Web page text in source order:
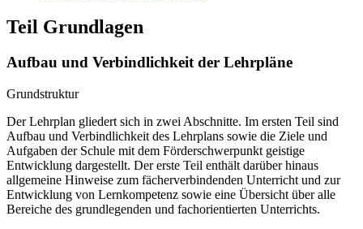
Teil Grundlagen
Aufbau und Verbindlichkeit der Lehrpläne
Grundstruktur
Der Lehrplan gliedert sich in zwei Abschnitte. Im ersten Teil sind
Aufbau und Verbindlichkeit des Lehrplans sowie die Ziele und
Aufgaben der Schule mit dem Förderschwerpunkt geistige
Entwicklung dargestellt. Der erste Teil enthält darüber hinaus
allgemeine Hinweise zum fächerverbindenden Unterricht und zur
Entwicklung von Lernkompetenz sowie eine Übersicht über alle
Bereiche des grundlegenden und fachorientierten Unterrichts.